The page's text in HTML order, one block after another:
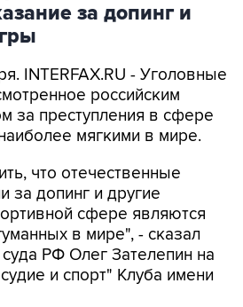
за допинг и
INTERFAX.RU - Уголовные
российским
за преступления в сфере
мягкими в мире.
что отечественные
за допинг и другие
сфере являются
в мире", - сказал
РФ Олег Зателепин на
и спорт" Клуба имени